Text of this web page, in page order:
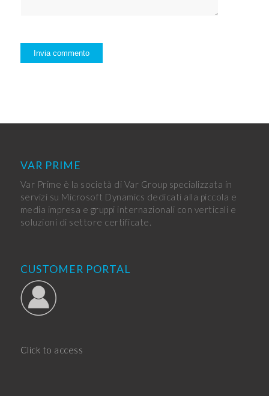
VAR PRIME
Var Prime è la società di Var Group specializzata in
servizi su Microsoft Dynamics dedicati alla piccola e
media impresa e gruppi internazionali con verticali e
soluzioni di settore certificate.
CUSTOMER PORTAL
Click to access